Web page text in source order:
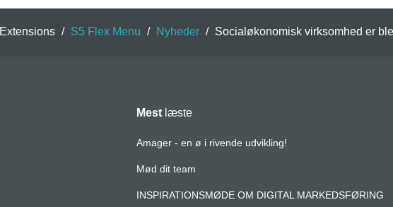
Extensions / S5 Flex Menu / Nyheder / Socialøkonomisk virksomhed er
Mest læste
Amager - en ø i rivende udvikling!
Mød dit team
INSPIRATIONSMØDE OM DIGITAL MARKEDSFØRING